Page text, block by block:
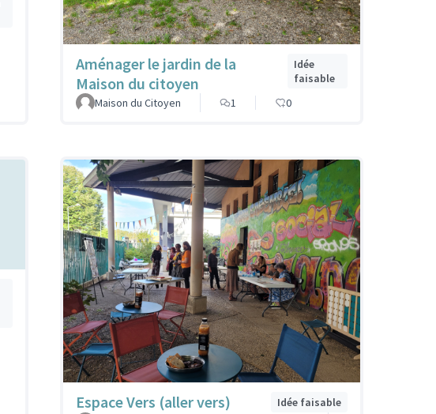
Aménager le jardin de la
Maison du citoyen
Idée
faisable
Maison du Citoyen
1 0
Espace Vers (aller vers)
Idée faisable